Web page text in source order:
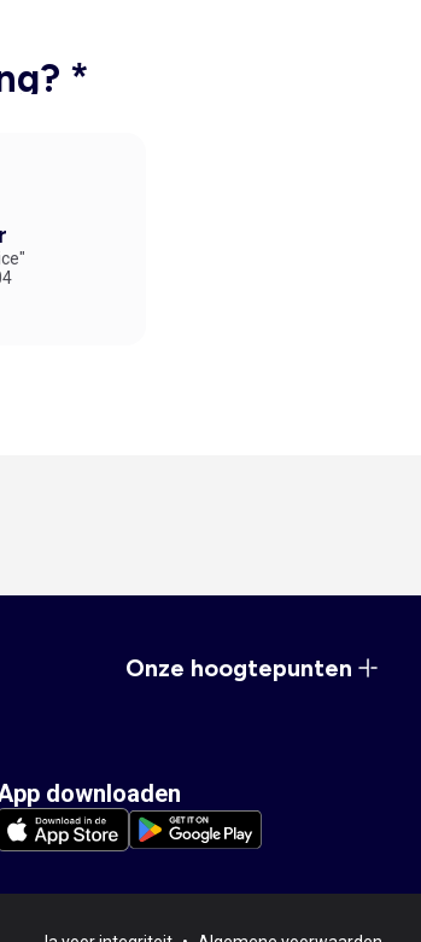
*
Onze hoogtepunten
downloaden